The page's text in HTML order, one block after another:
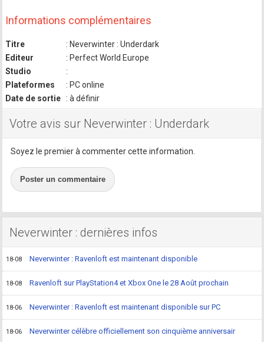
Informations complémentaires
Titre
: Neverwinter : Underdark
Editeur
: Perfect World Europe
Studio
:
Plateformes
: PC online
Date de sortie
: à définir
Votre avis sur Neverwinter : Underdark
Soyez le premier à commenter cette information.
Poster un commentaire
Neverwinter : dernières infos
18-08 Neverwinter : Ravenloft est maintenant disponible
18-08 Ravenloft sur PlayStation4 et Xbox One le 28 Août prochain
18-06 Neverwinter : Ravenloft est maintenant disponible sur PC
18-06 Neverwinter célèbre officiellement son cinquième anniversair